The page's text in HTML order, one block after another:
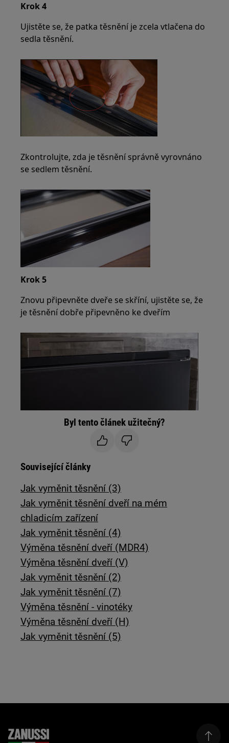
Krok 4
Ujistěte se, že patka těsnění je zcela vtlačena do
sedla těsnění.
Zkontrolujte, zda je těsnění správně vyrovnáno
se sedlem těsnění.
Krok 5
Znovu připevněte dveře se skříní, ujistěte se, že
je těsnění dobře připevněno ke dveřím
Byl tento článek užitečný?
Související články
Jak vyměnit těsnění (3)
Jak vyměnit těsnění dveří na mém
chladicím zařízení
Jak vyměnit těsnění (4)
Výměna těsnění dveří (MDR4)
Výměna těsnění dveří (V)
Jak vyměnit těsnění (2)
Jak vyměnit těsnění (7)
Výměna těsnění - vinotéky
Výměna těsnění dveří (H)
Jak vyměnit těsnění (5)